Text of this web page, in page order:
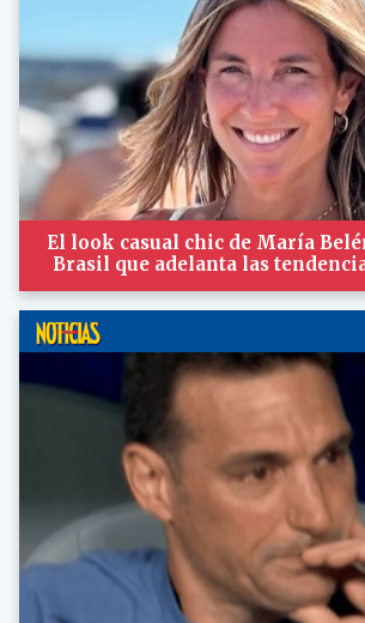
El look casual chic de María
Brasil que adelanta las